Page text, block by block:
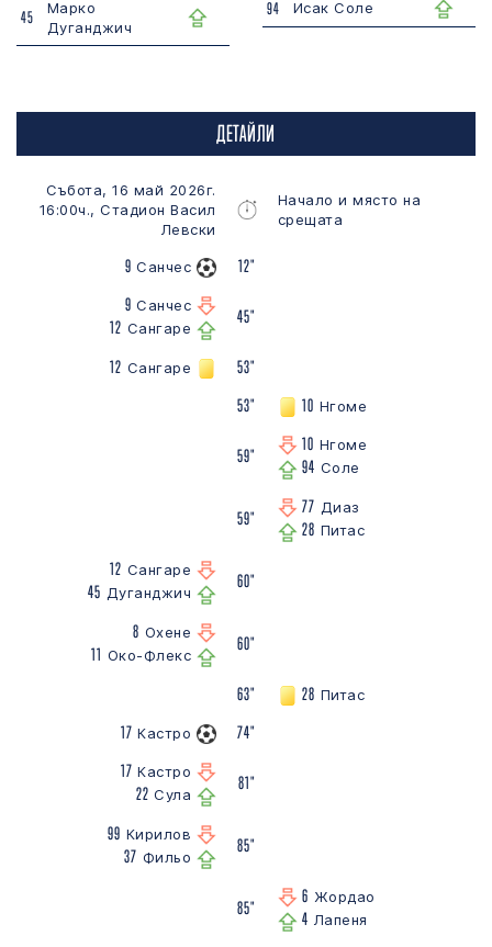
45
Марко
Дуганджич
94 Исак Соле
ДЕТАЙЛИ
Събота, 16 май 2026г.
16:00ч., Стадион Васил
Левски
Начало и място на
срещата
9 Санчес
12"
9 Санчес
12 Сангаре
45"
12 Сангаре
53"
53"
10 Нгоме
59"
10 Нгоме
94 Соле
59"
77 Диаз
28 Питас
12 Сангаре
45 Дуганджич
60"
8 Охене
11 Око-Флекс
60"
63" 28 Питас
17 Кастро
74"
17 Кастро
22 Сула
81"
99 Кирилов
37 Фильо
85"
85"
6 Жордао
4 Лапеня